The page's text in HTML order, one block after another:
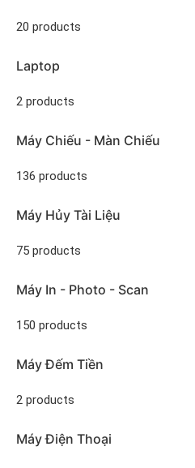
20 products
Laptop
2 products
Máy Chiếu - Màn Chiếu
136 products
Máy Hủy Tài Liệu
75 products
Máy In - Photo - Scan
150 products
Máy Đếm Tiền
2 products
Máy Điện Thoại